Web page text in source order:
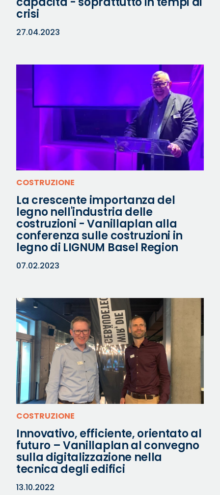
crisi
27.04.2023
COSTRUZIONE
La crescente importanza del
legno nell'industria delle
costruzioni - Vanillaplan alla
conferenza sulle costruzioni in
legno di LIGNUM Basel Region
07.02.2023
COSTRUZIONE
Innovativo, efficiente, orientato al
futuro – Vanillaplan al convegno
sulla digitalizzazione nella
tecnica degli edifici
13.10.2022